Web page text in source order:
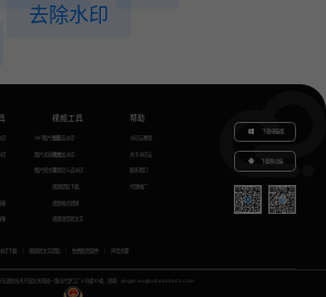
去除水印
晰
晰
GIF图片生成
图片无损放大
图片转文字
视频工具
视频去水印
视频加水印
视频怎么去水印
视频提取下载
视频格式转换
视频语音转文字
帮助
水印云教程
关于水印云
联系我们
代理推广
下载电脑版
下载移动端
印下载 视频转文字提取 免费配音软件 声音克隆
市东湖新技术开发区关南园一路当代梦工厂4号楼10楼，邮箱：yinglin.wu@udreamtech.com